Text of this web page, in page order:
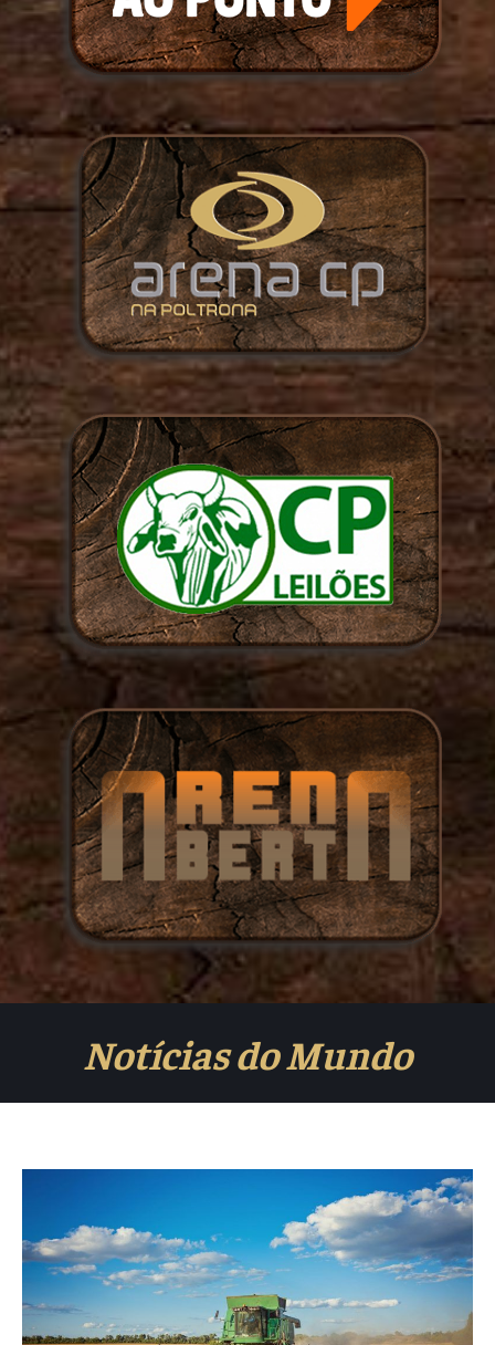
Notícias do Mundo